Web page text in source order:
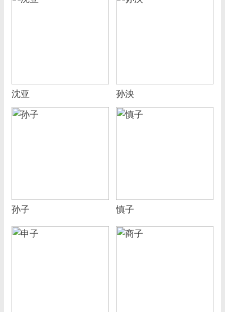
沈亚 孙泱
孙子 慎子